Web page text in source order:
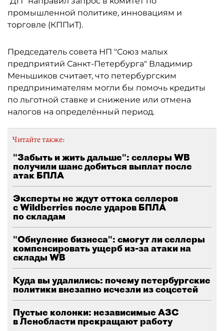
промышленной политике, инновациям и
торговле (КППиТ).
Председатель совета НП "Союз малых
предприятий Санкт-Петербурга" Владимир
Меньшиков считает, что петербургским
предпринимателям могли бы помочь кредиты
по льготной ставке и снижение или отмена
налогов на определённый период.
Читайте также:
"Забыть и жить дальше": селлеры WB
получили шанс добиться выплат после
атак БПЛА
Эксперты не ждут оттока селлеров
с Wildberries после ударов БПЛА
по складам
"Обнуление бизнеса": смогут ли селлеры
компенсировать ущерб из-за атаки на
склады WB
Куда вы удалились: почему петербургские
политики внезапно исчезли из соцсетей
Пустые колонки: независимые АЗС
в Ленобласти прекращают работу